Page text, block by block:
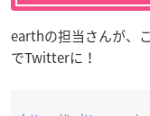
earthの担当さんが、
でTwitterに！